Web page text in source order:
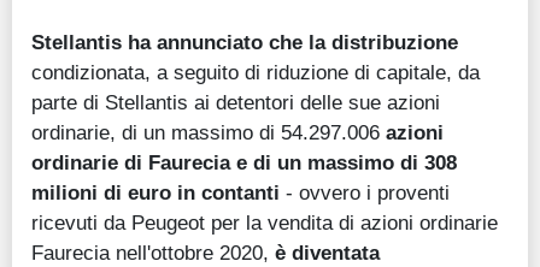
Stellantis ha annunciato che la distribuzione
condizionata, a seguito di riduzione di capitale, da
parte di Stellantis ai detentori delle sue azioni
ordinarie, di un massimo di 54.297.006 azioni
ordinarie di Faurecia e di un massimo di 308
milioni di euro in contanti - ovvero i proventi
ricevuti da Peugeot per la vendita di azioni ordinarie
Faurecia nell'ottobre 2020, è diventata